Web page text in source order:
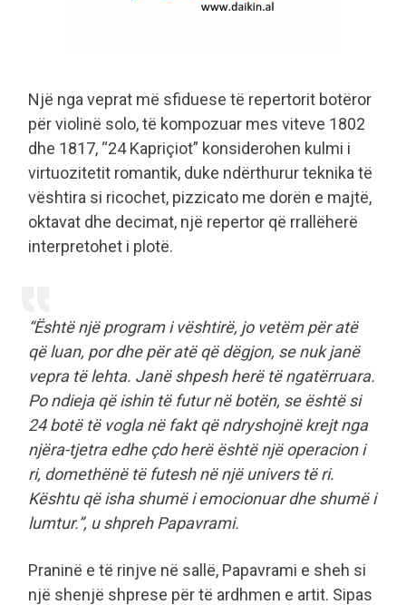
Një nga veprat më sfiduese të repertorit botëror
për violinë solo, të kompozuar mes viteve 1802
dhe 1817, “24 Kapriçiot” konsiderohen kulmi i
virtuozitetit romantik, duke ndërthurur teknika të
vështira si ricochet, pizzicato me dorën e majtë,
oktavat dhe decimat, një repertor që rrallëherë
interpretohet i plotë.
“Është një program i vështirë, jo vetëm për atë
që luan, por dhe për atë që dëgjon, se nuk janë
vepra të lehta. Janë shpesh herë të ngatërruara.
Po ndieja që ishin të futur në botën, se është si
24 botë të vogla në fakt që ndryshojnë krejt nga
njëra-tjetra edhe çdo herë është një operacion i
ri, domethënë të futesh në një univers të ri.
Kështu që isha shumë i emocionuar dhe shumë i
lumtur.”, u shpreh Papavrami.
Praninë e të rinjve në sallë, Papavrami e sheh si
një shenjë shprese për të ardhmen e artit. Sipas